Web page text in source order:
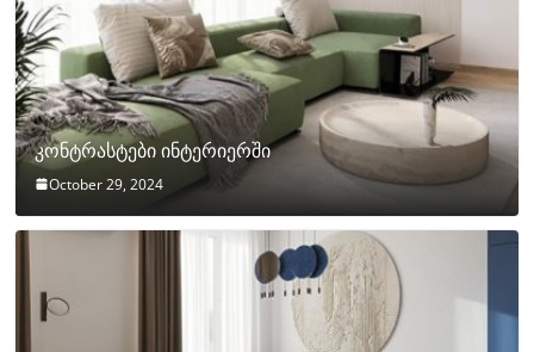
კონტრასტები ინტერიერში
October 29, 2024